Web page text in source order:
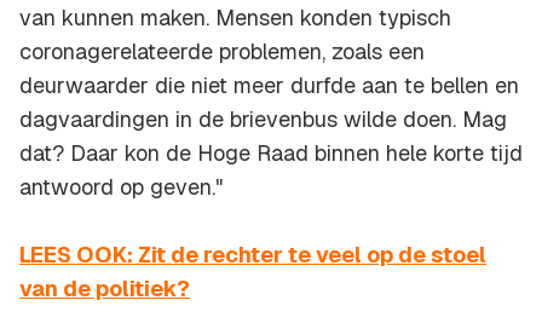
van kunnen maken. Mensen konden typisch
coronagerelateerde problemen, zoals een
deurwaarder die niet meer durfde aan te bellen en
dagvaardingen in de brievenbus wilde doen. Mag
dat? Daar kon de Hoge Raad binnen hele korte tijd
antwoord op geven."
LEES OOK: Zit de rechter te veel op de stoel
van de politiek?